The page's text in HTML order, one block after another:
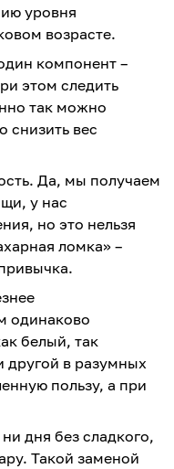
уровня
возрасте.
компонент –
этом следить
так можно
снизить вес
Да, мы получаем
у нас
но это нельзя
ломка» –
одинаково
белый, так
другой в разумных
пользу, а при
дня без сладкого,
Такой заменой